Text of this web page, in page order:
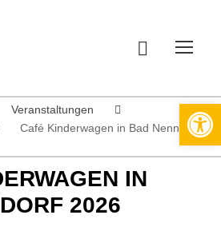
Veranstaltungen
Café Kinderwagen in Bad Nenndorf
IN
2026
Werkzeugleiste öffnen